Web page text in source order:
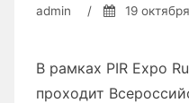
закупки
кликов»
admin / 19
В рамках PIR Expo
проходит